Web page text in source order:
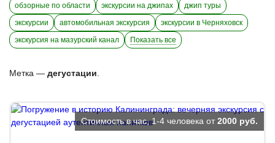
обзорные по области
экскурсии на джипах
джип туры
экскурсии
автомобильная экскурсия
экскурсии в Черняховск
экскурсия на мазурский канал
Показать все
Метка — дегустации
Стоимость в час, 1-4 человека от 2000 руб.